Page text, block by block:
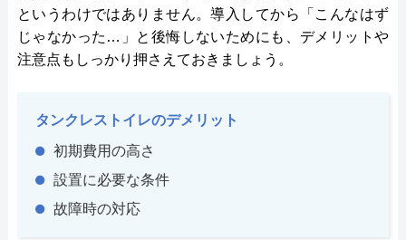
というわけではありません。導入してから「こんなはず
じゃなかった…」と後悔しないためにも、デメリットや
注意点もしっかり押さえておきましょう。
タンクレストイレのデメリット
初期費用の高さ
設置に必要な条件
故障時の対応